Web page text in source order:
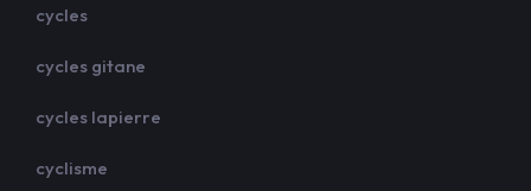
cycles
cycles gitane
cycles lapierre
cyclisme